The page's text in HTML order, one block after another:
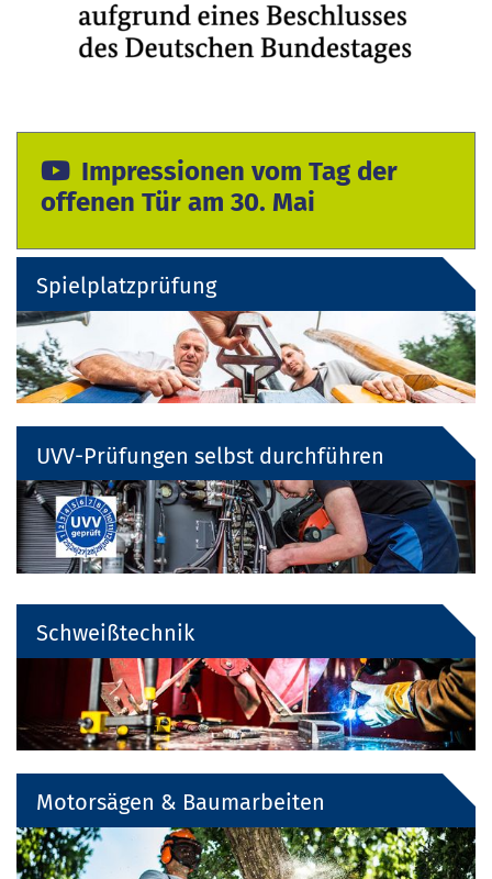
Impressionen vom Tag der
offenen Tür am 30. Mai
Spielplatzprüfung
UVV-Prüfungen selbst durchführen
Schweißtechnik
Motorsägen & Baumarbeiten